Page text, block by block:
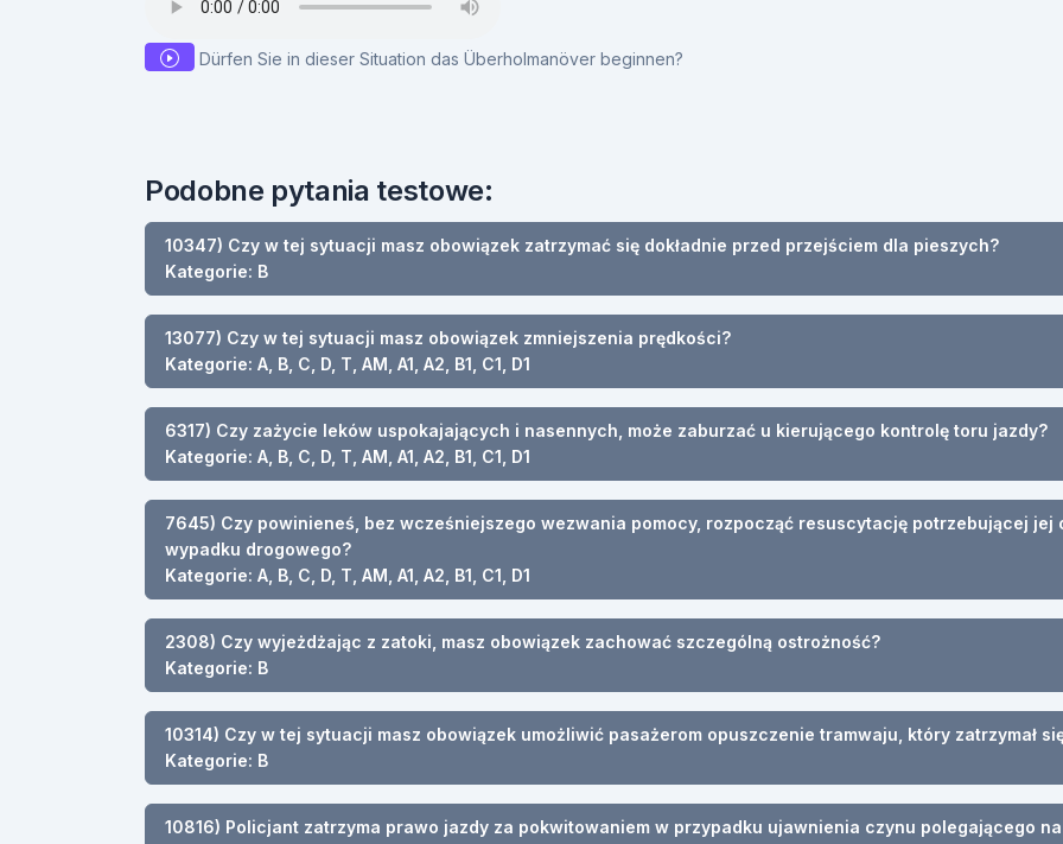
Dürfen Sie in dieser Situation das Überholmanöver beginnen?
Podobne pytania testowe:
10347) Czy w tej sytuacji masz obowiązek zatrzymać się dokładnie przed przejściem dla pieszych?
Kategorie: B
13077) Czy w tej sytuacji masz obowiązek zmniejszenia prędkości?
Kategorie: A, B, C, D, T, AM, A1, A2, B1, C1, D1
6317) Czy zażycie leków uspokajających i nasennych, może zaburzać u kierującego kontrolę toru jazdy?
Kategorie: A, B, C, D, T, AM, A1, A2, B1, C1, D1
7645) Czy powinieneś, bez wcześniejszego wezwania pomocy, rozpocząć resuscytację potrzebującej jej
wypadku drogowego?
Kategorie: A, B, C, D, T, AM, A1, A2, B1, C1, D1
2308) Czy wyjeżdżając z zatoki, masz obowiązek zachować szczególną ostrożność?
Kategorie: B
10314) Czy w tej sytuacji masz obowiązek umożliwić pasażerom opuszczenie tramwaju, który zatrzymał
Kategorie: B
10816) Policjant zatrzyma prawo jazdy za pokwitowaniem w przypadku ujawnienia czynu polegającego